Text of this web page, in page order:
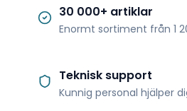
30 000+ artiklar
Enormt sortiment från 1
Teknisk support
Kunnig personal hjälper